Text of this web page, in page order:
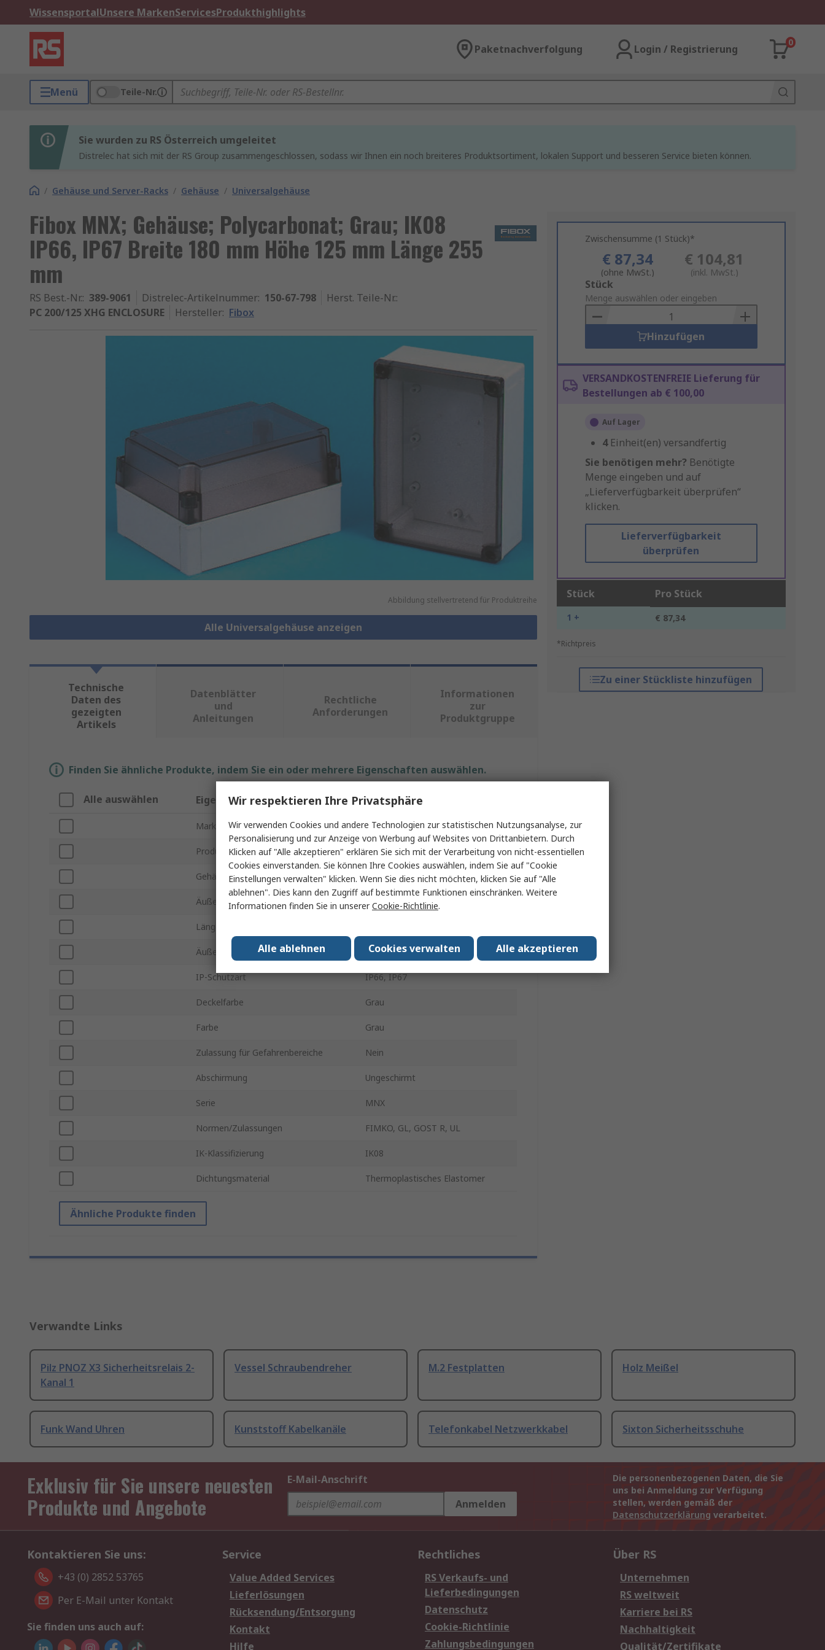
WissensportalUnsere MarkenServicesProdukthighlights
Paketnachverfolgung Login / Registrierung
0
Menü Teile-Nr.
Sie wurden zu RS Österreich umgeleitet
Distrelec hat sich mit der RS Group zusammengeschlossen, sodass wir Ihnen ein noch breiteres Produktsortiment, lokalen Support und besseren Service bieten können.
/ Gehäuse und Server-Racks / Gehäuse / Universalgehäuse
Fibox MNX; Gehäuse; Polycarbonat; Grau; IK08
IP66, IP67 Breite 180 mm Höhe 125 mm Länge 255
mm
RS Best.-Nr.: 389-9061 Distrelec-Artikelnummer: 150-67-798 Herst. Teile-Nr.:
PC 200/125 XHG ENCLOSURE
Hersteller: Fibox
Abbildung stellvertretend für Produktreihe
Alle Universalgehäuse anzeigen
Zwischensumme (1 Stück)*
€ 87,34
(ohne MwSt.)
€ 104,81
(inkl. MwSt.)
Add
to
Basket
Stück
Menge auswählen oder eingeben
Hinzufügen
VERSANDKOSTENFREIE Lieferung für
Bestellungen ab € 100,00
Auf Lager
4 Einheit(en) versandfertig
Sie benötigen mehr? Benötigte
Menge eingeben und auf
„Lieferverfügbarkeit überprüfen“
klicken.
Lieferverfügbarkeit
überprüfen
Stück Pro Stück
1 + € 87,34
*Richtpreis
Zu einer Stückliste hinzufügen
Technische
Daten des
gezeigten
Artikels
Datenblätter
und
Anleitungen
Rechtliche
Anforderungen
Informationen
zur
Produktgruppe
Finden Sie ähnliche Produkte, indem Sie ein oder mehrere Eigenschaften auswählen.
Alle auswählen Eigenschaft Wert
Marke Fibox
Produkt Typ Gehäuse
Gehäusematerial Polycarbonat
Äußere Höhe 125mm
Länge Außen
Äußere Breite 180mm
IP-Schutzart IP66, IP67
Deckelfarbe Grau
Farbe Grau
Zulassung für Gefahrenbereiche Nein
Abschirmung Ungeschirmt
Serie MNX
Normen/Zulassungen FIMKO, GL, GOST R, UL
IK-Klassifizierung IK08
Dichtungsmaterial Thermoplastisches Elastomer
Ähnliche Produkte finden
Verwandte Links
Pilz PNOZ X3 Sicherheitsrelais 2-
Kanal 1
Vessel Schraubendreher M.2 Festplatten Holz Meißel
Funk Wand Uhren Kunststoff Kabelkanäle Telefonkabel Netzwerkkabel Sixton Sicherheitsschuhe
Exklusiv für Sie unsere neuesten
Produkte und Angebote
E-Mail-Anschrift
Anmelden
Die personenbezogenen Daten, die Sie
uns bei Anmeldung zur Verfügung
stellen, werden gemäß der
Datenschutzerklärung verarbeitet.
Kontaktieren Sie uns:
+43 (0) 2852 53765
Per E-Mail unter Kontakt
Sie finden uns auch auf:
Service
Value Added Services
Lieferlösungen
Rücksendung/Entsorgung
Kontakt
Hilfe
Rechtliches
RS Verkaufs- und
Lieferbedingungen
Datenschutz
Cookie-Richtlinie
Zahlungsbedingungen
Über RS
Unternehmen
RS weltweit
Karriere bei RS
Nachhaltigkeit
Qualität/Zertifikate
Wir respektieren Ihre Privatsphäre
Wir verwenden Cookies und andere Technologien zur statistischen Nutzungsanalyse, zur
Personalisierung und zur Anzeige von Werbung auf Websites von Drittanbietern. Durch
Klicken auf "Alle akzeptieren" erklären Sie sich mit der Verarbeitung von nicht-essentiellen
Cookies einverstanden. Sie können Ihre Cookies auswählen, indem Sie auf "Cookie
Einstellungen verwalten" klicken. Wenn Sie dies nicht möchten, klicken Sie auf "Alle
ablehnen". Dies kann den Zugriff auf bestimmte Funktionen einschränken. Weitere
Informationen finden Sie in unsererCookie-Richtlinie.
Alle akzeptieren
Cookies verwalten
Alle ablehnen